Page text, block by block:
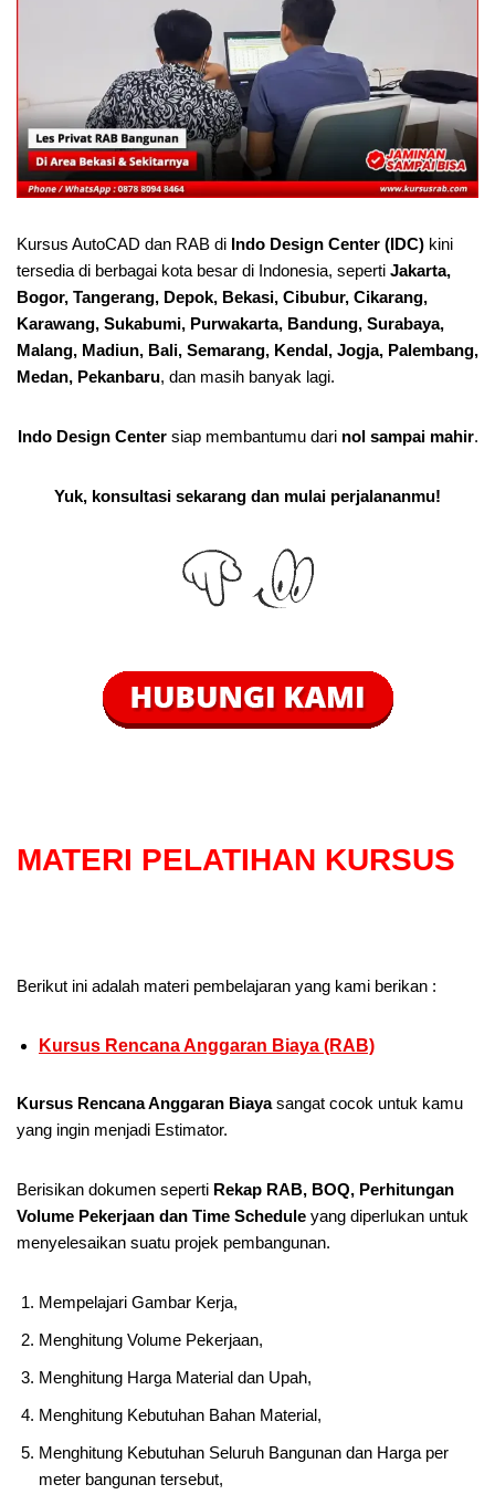
Kursus AutoCAD dan RAB di Indo Design Center (IDC) kini
tersedia di berbagai kota besar di Indonesia, seperti Jakarta,
Bogor, Tangerang, Depok, Bekasi, Cibubur, Cikarang,
Karawang, Sukabumi, Purwakarta, Bandung, Surabaya,
Malang, Madiun, Bali, Semarang, Kendal, Jogja, Palembang,
Medan, Pekanbaru, dan masih banyak lagi.
Indo Design Centersiap membantumu dari nol sampai mahir.
Yuk, konsultasi sekarang dan mulai perjalananmu!
MATERI PELATIHAN KURSUS
Berikut ini adalah materi pembelajaran yang kami berikan :
Kursus Rencana Anggaran Biaya (RAB)
Kursus Rencana Anggaran Biayasangat cocok untuk kamu
yang ingin menjadi Estimator.
Berisikan dokumen seperti Rekap RAB, BOQ, Perhitungan
Volume Pekerjaan dan Time Schedule yang diperlukan untuk
menyelesaikan suatu projek pembangunan.
Mempelajari Gambar Kerja,
Menghitung Volume Pekerjaan,
Menghitung Harga Material dan Upah,
Menghitung Kebutuhan Bahan Material,
Menghitung Kebutuhan Seluruh Bangunan dan Harga per
meter bangunan tersebut,